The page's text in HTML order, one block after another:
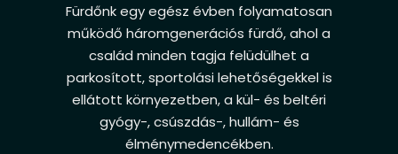
Fürdőnk egy egész évben folyamatosan
működő háromgenerációs fürdő, ahol a
család minden tagja felüdülhet a
parkosított, sportolási lehetőségekkel is
ellátott környezetben, a kül- és beltéri
gyógy-, csúszdás-, hullám- és
élménymedencékben.